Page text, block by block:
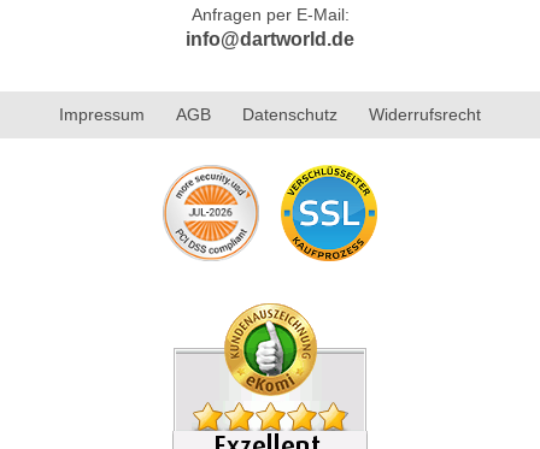
Anfragen per E-Mail:
info@dartworld.de
Impressum AGB Datenschutz Widerrufsrecht